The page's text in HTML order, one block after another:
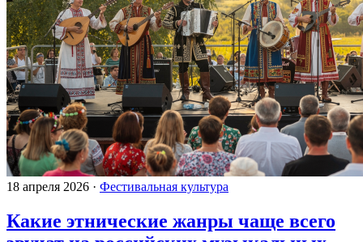
18 апреля 2026 · Фестивальная культура
Какие этнические жанры чаще всего